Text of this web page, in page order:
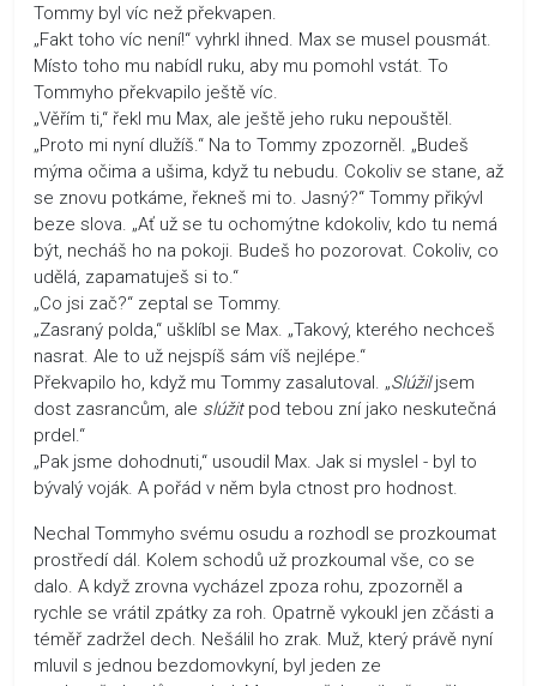
Tommy byl víc než překvapen.
„Fakt toho víc není!“ vyhrkl ihned. Max se musel pousmát.
Místo toho mu nabídl ruku, aby mu pomohl vstát. To
Tommyho překvapilo ještě víc.
„Věřím ti,“ řekl mu Max, ale ještě jeho ruku nepouštěl.
„Proto mi nyní dlužíš.“ Na to Tommy zpozorněl. „Budeš
mýma očima a ušima, když tu nebudu. Cokoliv se stane, až
se znovu potkáme, řekneš mi to. Jasný?“ Tommy přikývl
beze slova. „Ať už se tu ochomýtne kdokoliv, kdo tu nemá
být, necháš ho na pokoji. Budeš ho pozorovat. Cokoliv, co
udělá, zapamatuješ si to.“
„Co jsi zač?“ zeptal se Tommy.
„Zasraný polda,“ ušklíbl se Max. „Takový, kterého nechceš
nasrat. Ale to už nejspíš sám víš nejlépe.“
Překvapilo ho, když mu Tommy zasalutoval. „Slúžiljsem
dost zasrancům, ale slúžitpod tebou zní jako neskutečná
prdel.“
„Pak jsme dohodnuti,“ usoudil Max. Jak si myslel - byl to
bývalý voják. A pořád v něm byla ctnost pro hodnost.
Nechal Tommyho svému osudu a rozhodl se prozkoumat
prostředí dál. Kolem schodů už prozkoumal vše, co se
dalo. A když zrovna vycházel zpoza rohu, zpozorněl a
rychle se vrátil zpátky za roh. Opatrně vykoukl jen zčásti a
téměř zadržel dech. Nešálil ho zrak. Muž, který právě nyní
mluvil s jednou bezdomovkyní, byl jeden ze